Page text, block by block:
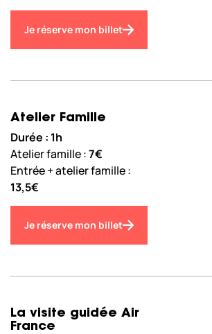
Je réserve mon billet
Atelier Famille
Durée : 1h
Atelier famille :7€
Entrée + atelier famille :
13,5€
Je réserve mon billet
La visite guidée Air
France